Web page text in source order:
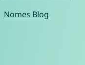
Nomes Blog